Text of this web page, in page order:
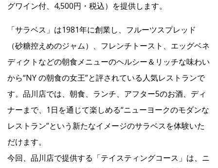
よくあるご質問 IRお問い合わせ 免責事項
Franchise
Recruit
Contact
グワイン付、4,500円・税込）を提供します。
「サラベス」は1981年に創業し、フルーツスプレッド
（砂糖控えめのジャム）、フレンチトースト、エッグベネ
ディクトなどの朝食メニューのヘルシー＆リッチな味わい
から“NY の朝食の女王”と評されている人気レストランで
す。品川店では、朝食、ランチ、アフター5のお酒、ディ
ナーまで、1日を通じて楽しめる“ニューヨークのモダンな
レストラン”という新たなイメージのサラベスを体験いた
だけます。
今回、品川店で提供する「テイスティングコース」は、ニ